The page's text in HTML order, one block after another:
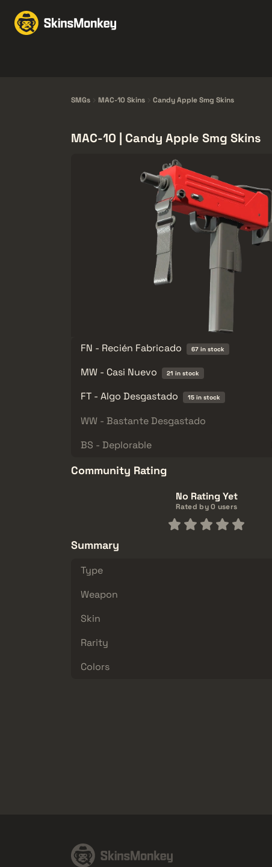
SMGs MAC-10 Skins Candy Apple Smg Skins
MAC-10 | Candy Apple Smg Skins
FN - Recién Fabricado 67 in stock
MW - Casi Nuevo
21 in stock
FT - Algo Desgastado
15 in stock
WW - Bastante Desgastado
BS - Deplorable
Community Rating
No Rating Yet
Rated by 0 users
Summary
Type
Weapon
Skin
Rarity
Colors